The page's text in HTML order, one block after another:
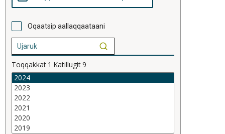
Oqaatsip aallaqqaataani
Toqqakkat 1 Katillugit9